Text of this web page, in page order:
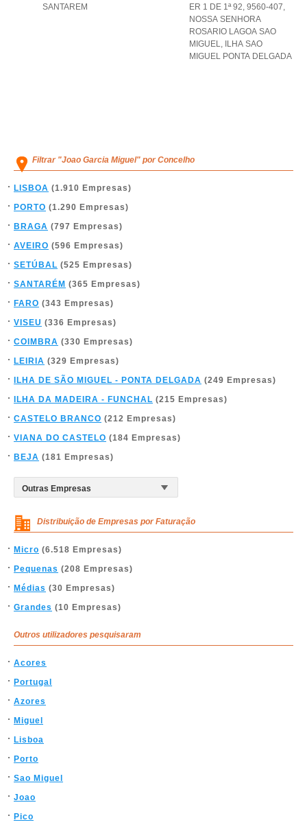
SANTAREM
ER 1 DE 1ª 92, 9560-407,
NOSSA SENHORA
ROSARIO LAGOA SAO
MIGUEL, ILHA SAO
MIGUEL PONTA DELGADA
Filtrar "Joao Garcia Miguel" por Concelho
LISBOA (1.910 Empresas)
PORTO (1.290 Empresas)
BRAGA (797 Empresas)
AVEIRO (596 Empresas)
SETÚBAL (525 Empresas)
SANTARÉM (365 Empresas)
FARO (343 Empresas)
VISEU (336 Empresas)
COIMBRA (330 Empresas)
LEIRIA (329 Empresas)
ILHA DE SÃO MIGUEL - PONTA DELGADA (249 Empresas)
ILHA DA MADEIRA - FUNCHAL (215 Empresas)
CASTELO BRANCO (212 Empresas)
VIANA DO CASTELO (184 Empresas)
BEJA (181 Empresas)
Distribuição de Empresas por Faturação
Micro (6.518 Empresas)
Pequenas (208 Empresas)
Médias (30 Empresas)
Grandes (10 Empresas)
Outros utilizadores pesquisaram
Acores
Portugal
Azores
Miguel
Lisboa
Porto
Sao Miguel
Joao
Pico